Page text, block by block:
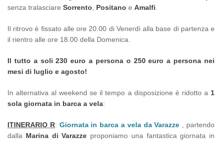
senza tralasciare Sorrento Positano e Amalfi
Il ritrovo è fissato alle ore 20.00 di Venerdì alla base di partenza e
il rientro alle ore 18.00 della Domenica.
Il tutto a soli 230 euro a persona o 250 euro a persona nei
mesi di luglio e agosto!
In alternativa al weekend se il tempo a disposizione è ridotto a 1
sola giornata in barca a vela:
ITINERARIO R: Giornata in barca a vela da Varazze
, partendo
dalla Marina di Varazze proponiamo una fantastica giornata in